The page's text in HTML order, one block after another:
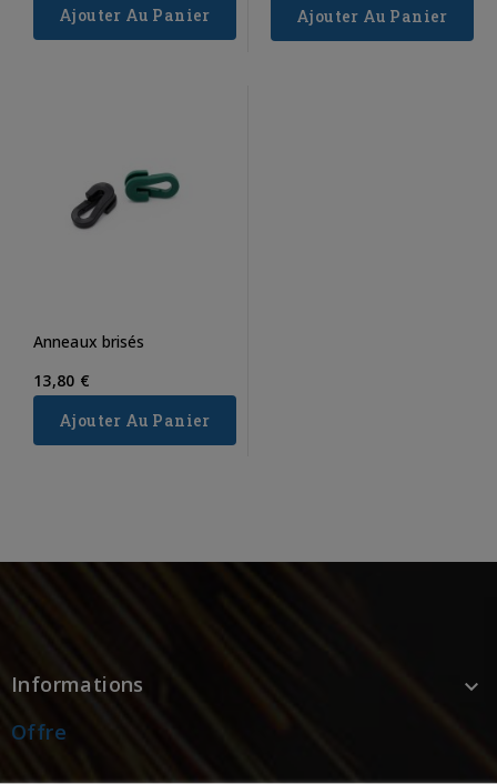
Ajouter Au Panier
Ajouter Au Panier
Anneaux brisés
13,80 €
Ajouter Au Panier
Informations

Offre